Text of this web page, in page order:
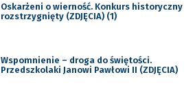
Oskarżeni o wierność. Konkurs historyczny
rozstrzygnięty (ZDJĘCIA) (1)
Wspomnienie – droga do świętości.
Przedszkolaki Janowi Pawłowi II (ZDJĘCIA)